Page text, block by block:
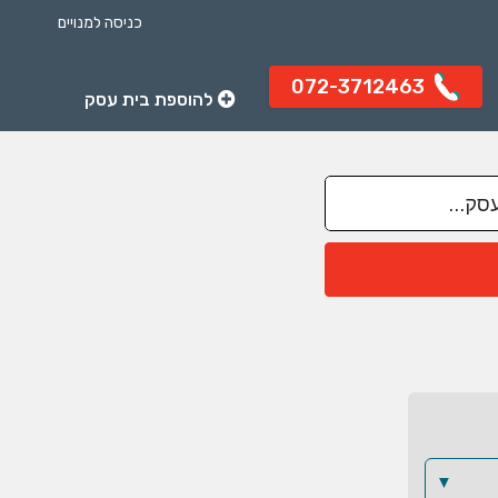
כניסה למנויים
072-3712463
להוספת בית עסק
▼